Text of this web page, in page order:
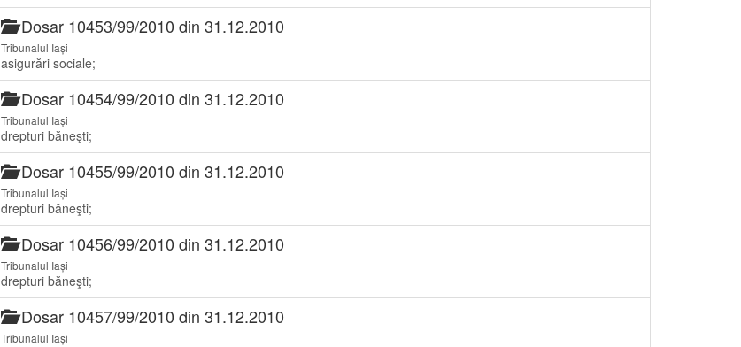
Dosar 10453/99/2010 din 31.12.2010
Tribunalul Iași
asigurări sociale;
Dosar 10454/99/2010 din 31.12.2010
Tribunalul Iași
drepturi băneşti;
Dosar 10455/99/2010 din 31.12.2010
Tribunalul Iași
drepturi băneşti;
Dosar 10456/99/2010 din 31.12.2010
Tribunalul Iași
drepturi băneşti;
Dosar 10457/99/2010 din 31.12.2010
Tribunalul Iași